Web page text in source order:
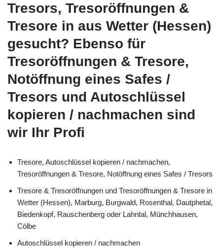
Tresors, Tresoröffnungen &
Tresore in aus Wetter (Hessen)
gesucht? Ebenso für
Tresoröffnungen & Tresore,
Notöffnung eines Safes /
Tresors und Autoschlüssel
kopieren / nachmachen sind
wir Ihr Profi
Tresore, Autoschlüssel kopieren / nachmachen,
Tresoröffnungen & Tresore, Notöffnung eines Safes / Tresors
Tresore & Tresoröffnungen und Tresoröffnungen & Tresore in
Wetter (Hessen), Marburg, Burgwald, Rosenthal, Dautphetal,
Biedenkopf, Rauschenberg oder Lahntal, Münchhausen,
Cölbe
Autoschlüssel kopieren / nachmachen